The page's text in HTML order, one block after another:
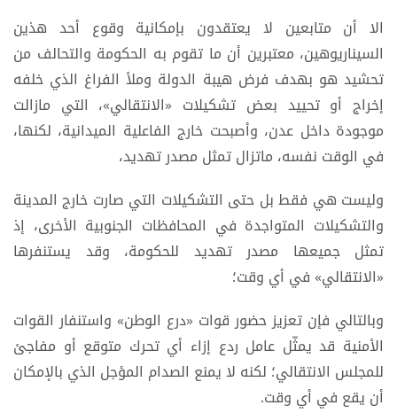
الا أن متابعين لا يعتقدون بإمكانية وقوع أحد هذين
السيناريوهين، معتبرين أن ما تقوم به الحكومة والتحالف من
تحشيد هو بهدف فرض هيبة الدولة وملأ الفراغ الذي خلفه
إخراج أو تحييد بعض تشكيلات «الانتقالي»، التي مازالت
موجودة داخل عدن، وأصبحت خارج الفاعلية الميدانية، لكنها،
في الوقت نفسه، ماتزال تمثل مصدر تهديد،
وليست هي فقط بل حتى التشكيلات التي صارت خارج المدينة
والتشكيلات المتواجدة في المحافظات الجنوبية الأخرى، إذ
تمثل جميعها مصدر تهديد للحكومة، وقد يستنفرها
«الانتقالي» في أي وقت؛
وبالتالي فإن تعزيز حضور قوات «درع الوطن» واستنفار القوات
الأمنية قد يمثّل عامل ردع إزاء أي تحرك متوقع أو مفاجئ
للمجلس الانتقالي؛ لكنه لا يمنع الصدام المؤجل الذي بالإمكان
أن يقع في أي وقت.